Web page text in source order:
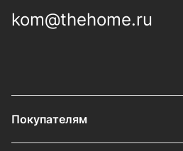
kom@thehome.ru
Покупателям